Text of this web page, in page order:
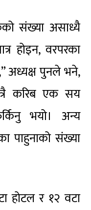
संख्या असाध्यै
होइन, वरपरका
अध्यक्ष पुनले भने,
करिब एक सय
भयो। अन्य
पाहुनाको संख्या
होटल र १२ वटा